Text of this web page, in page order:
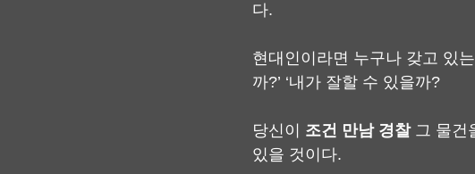
다.
현대인이라면 누구나 갖고 있
까?’ ‘내가 잘할 수 있을까?
당신이 조건 만남 경찰 그 물건
있을 것이다.